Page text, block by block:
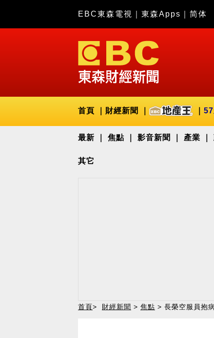
EBC東森電視 東森Apps 简体
首頁 財經新聞
最新 焦點 影音新聞 產業
其它
首頁> 財經新聞 > 焦點 > 長榮空服員抱